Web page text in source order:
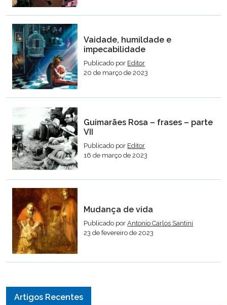
Vaidade, humildade e
impecabilidade
Publicado por Editor
20 de março de 2023
Guimarães Rosa – frases – parte
VII
Publicado por Editor
16 de março de 2023
Mudança de vida
Publicado porAntonio Carlos Santini
23 de fevereiro de 2023
Artigos Recentes